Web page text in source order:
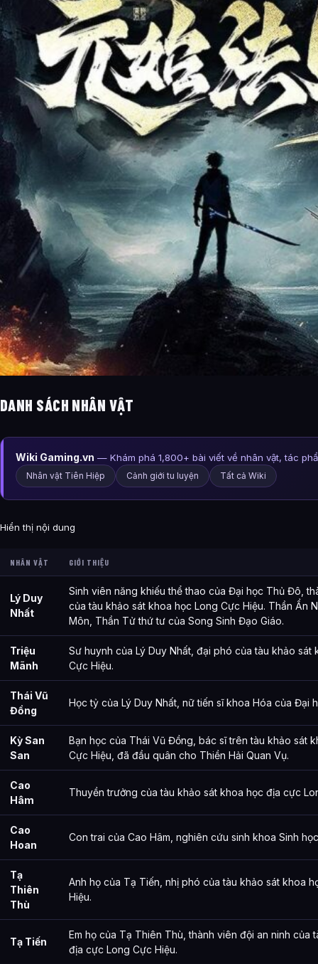
DANH SÁCH NHÂN VẬT
Wiki Gaming.vn — Khám phá 1,800+ bài viết về nhân vật, tác
Nhân vật Tiên Hiệp Cảnh giới tu luyện Tất cả Wiki
Hiển thị nội dung
NHÂN VẬT GIỚI THIỆU
Lý Duy
Nhất
Sinh viên năng khiếu thể thao của Đại học Thủ Đô,
của tàu khảo sát khoa học Long Cực Hiệu. Thần Ẩn
Môn, Thần Tử thứ tư của Song Sinh Đạo Giáo.
Triệu
Mãnh
Sư huynh của Lý Duy Nhất, đại phó của tàu khảo
Cực Hiệu.
Thái Vũ
Đồng
Học tỷ của Lý Duy Nhất, nữ tiến sĩ khoa Hóa của Đại
Kỳ San
San
Bạn học của Thái Vũ Đồng, bác sĩ trên tàu khảo sát
Cực Hiệu, đã đầu quân cho Thiền Hải Quan Vụ.
Cao
Hâm
Thuyền trưởng của tàu khảo sát khoa học địa cực
Cao
Hoan
Con trai của Cao Hâm, nghiên cứu sinh khoa Sinh
Tạ
Thiên
Thù
Anh họ của Tạ Tiến, nhị phó của tàu khảo sát khoa
Hiệu.
Tạ Tiến
Em họ của Tạ Thiên Thù, thành viên đội an ninh của
địa cực Long Cực Hiệu.